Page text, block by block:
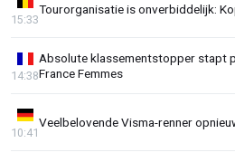
Tourorganisatie is onverbiddelijk:
15:33
Absolute klassementstopper stapt
France Femmes
14:38
Veelbelovende Visma-renner
10:41